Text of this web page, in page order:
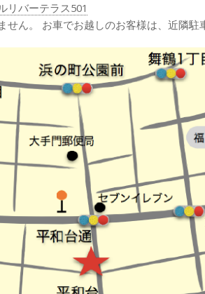
リバーテラス501
せん。 お車でお越しのお客様は、近隣